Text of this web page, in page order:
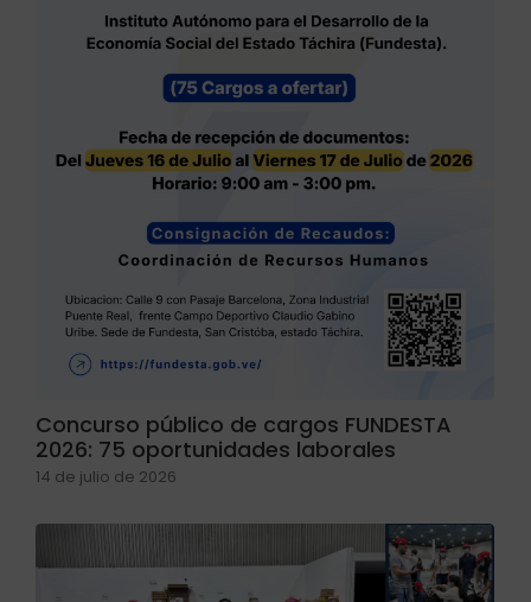
Concurso público de cargos FUNDESTA
2026: 75 oportunidades laborales
14 de julio de 2026